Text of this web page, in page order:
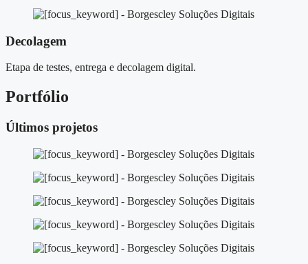
Decolagem
Etapa de testes, entrega e decolagem digital.
Portfólio
Últimos projetos